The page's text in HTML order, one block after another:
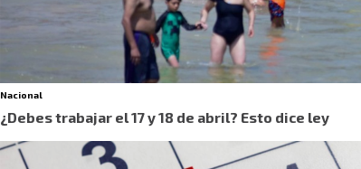
Nacional
¿Debes trabajar el 17 y 18 de abril? Esto dice ley